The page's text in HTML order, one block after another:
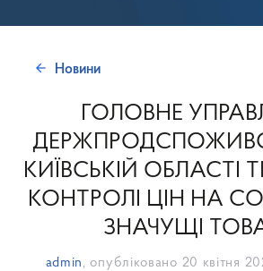
Новини
ГОЛОВНЕ
КИЇВСЬКІЙ ОБЛАСТІ
КОНТРОЛІ ЦІН НА
ЗНАЧУЩІ
admin , опубліковано 20 квітня